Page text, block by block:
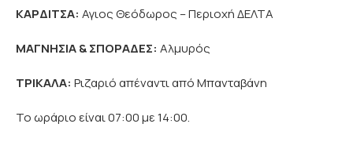
ΚΑΡΔΙΤΣΑ: Αγιος Θεόδωρος – Περιοχή ΔΕΛΤΑ
ΜΑΓΝΗΣΙΑ & ΣΠΟΡΑΔΕΣ: Αλμυρός
ΤΡΙΚΑΛΑ: Ριζαριό απέναντι από Μπανταβάνη
Το ωράριο είναι 07:00 με 14:00.